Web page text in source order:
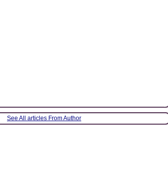
See All articles From Author